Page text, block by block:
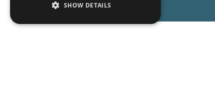
SHOW DETAILS